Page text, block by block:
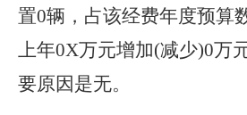
置0辆， 占该经费年度预算
上年0X万元增加(减少)0万
要原因是无。